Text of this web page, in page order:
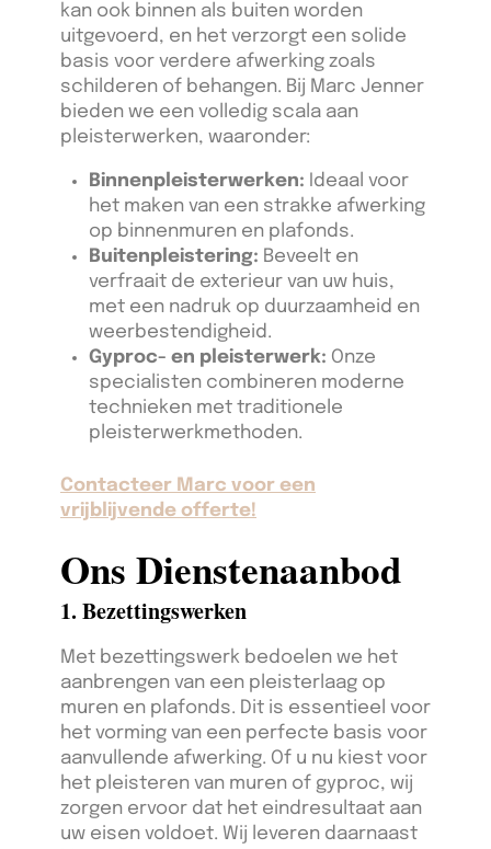
kan ook binnen als buiten worden
uitgevoerd, en het verzorgt een solide
basis voor verdere afwerking zoals
schilderen of behangen. Bij Marc Jenner
bieden we een volledig scala aan
pleisterwerken, waaronder:
Binnenpleisterwerken: Ideaal voor
het maken van een strakke afwerking
op binnenmuren en plafonds.
Buitenpleistering: Beveelt en
verfraait de exterieur van uw huis,
met een nadruk op duurzaamheid en
weerbestendigheid.
Gyproc- en pleisterwerk: Onze
specialisten combineren moderne
technieken met traditionele
pleisterwerkmethoden.
Contacteer Marc voor een
vrijblijvende offerte!
Ons Dienstenaanbod
1. Bezettingswerken
Met bezettingswerk bedoelen we het
aanbrengen van een pleisterlaag op
muren en plafonds. Dit is essentieel voor
het vorming van een perfecte basis voor
aanvullende afwerking. Of u nu kiest voor
het pleisteren van muren of gyproc, wij
zorgen ervoor dat het eindresultaat aan
uw eisen voldoet. Wij leveren daarnaast